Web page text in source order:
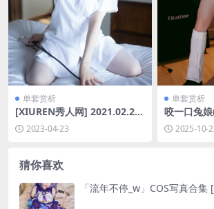
单套赏析
[XIUREN秀人网] 2021.02.20
No.3114 糯美子MINIbabe [5
4P-508MB]
2023-04-23
单套赏析
咬一口兔
夏日 蓝色
2025-10-
猜你喜欢
「流年不停_w」COS写真合集